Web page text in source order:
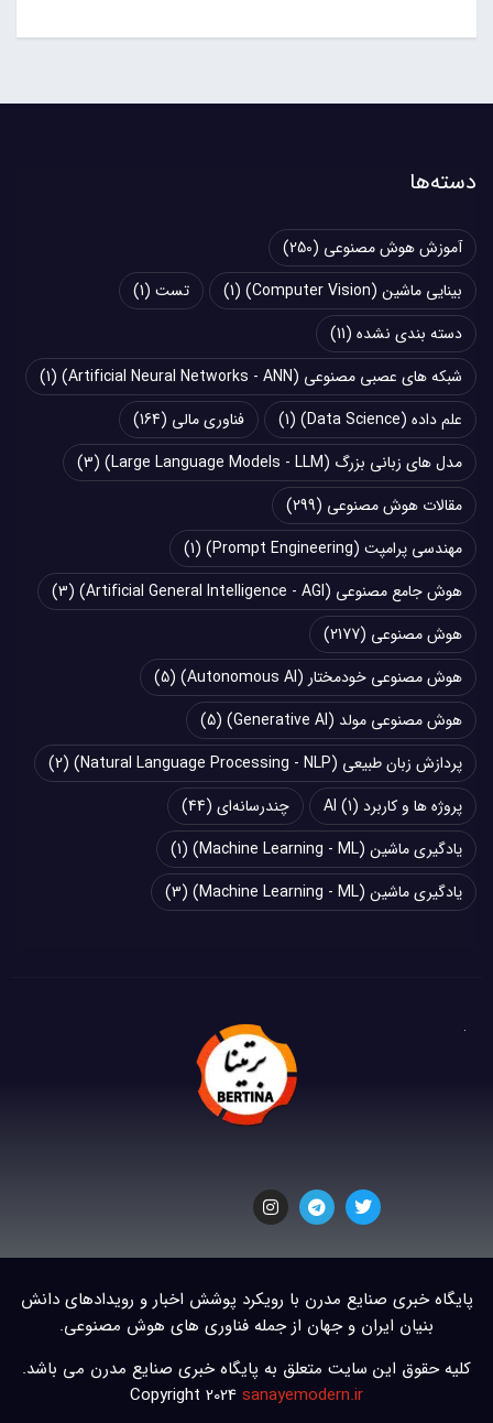
دسته‌ها
آموزش هوش مصنوعی (250)
بینایی ماشین (Computer Vision)
(1) تست (1)
دسته بندی نشده (11)
شبکه های عصبی مصنوعی (Artificial Neural Networks - ANN)
(1)
علم داده (Data Science)
(1) فناوری مالی (164)
مدل های زبانی بزرگ (Large Language Models - LLM)
(3)
مقالات هوش مصنوعی (299)
مهندسی پرامپت (Prompt Engineering)
(1)
هوش جامع مصنوعی (Artificial General Intelligence - AGI)
(3)
هوش مصنوعی (2177)
هوش مصنوعی خودمختار (Autonomous AI)
(5)
هوش مصنوعی مولد (Generative AI)
(5)
پردازش زبان طبیعی (Natural Language Processing - NLP)
(2)
پروژه ها و کاربرد AI (1) چند‌‌رسانه‌ای (44)
یادگیری ماشین (Machine Learning - ML)
(1)
یادگیری ماشین (Machine Learning - ML)
(3)
پایگاه خبری صنایع مدرن با رویکرد پوشش اخبار و رویدادهای دانش
بنیان ایران و جهان از جمله فناوری های هوش مصنوعی.
کلیه حقوق این سایت متعلق به پایگاه خبری صنایع مدرن می باشد.
Copyright 2024 sanayemodern.ir